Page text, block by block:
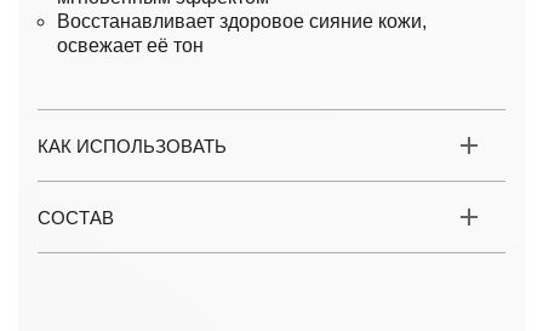
Восстанавливает здоровое сияние кожи,
освежает её тон
КАК ИСПОЛЬЗОВАТЬ
СОСТАВ